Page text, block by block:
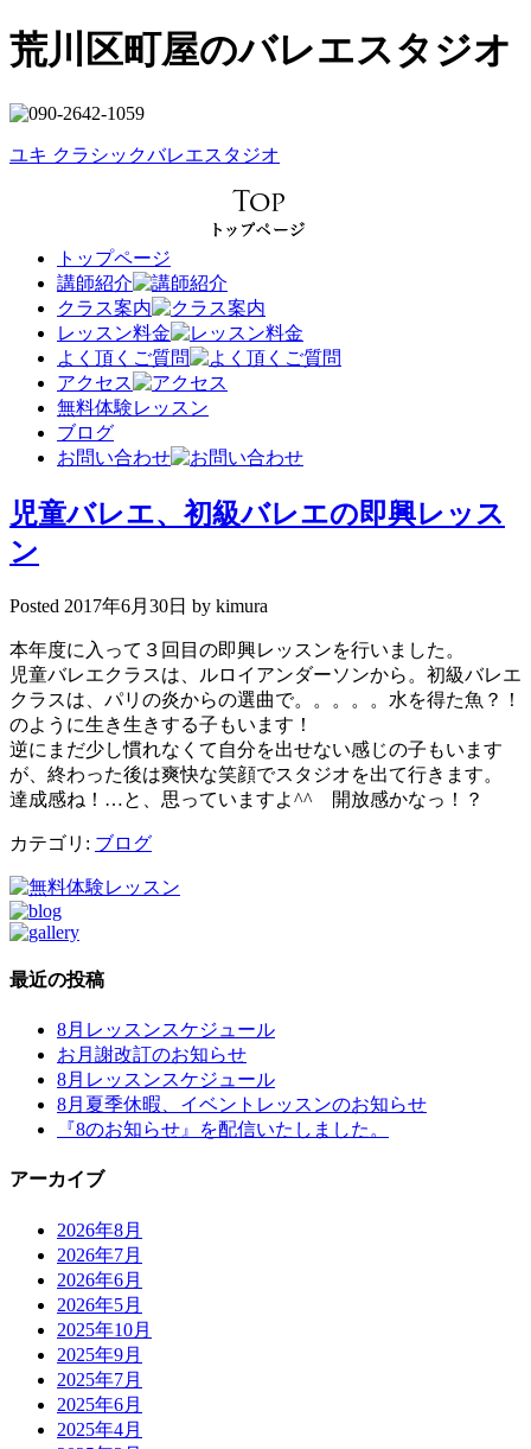
荒川区町屋のバレエスタジオ
ユキ クラシックバレエスタジオ
トップページ
講師紹介
クラス案内
レッスン料金
よく頂くご質問
アクセス
無料体験レッスン
ブログ
お問い合わせ
児童バレエ、初級バレエの即興レッス
ン
Posted 2017年6月30日 by kimura
本年度に入って３回目の即興レッスンを行いました。
児童バレエクラスは、ルロイアンダーソンから。初級バレエ
クラスは、パリの炎からの選曲で。。。。。水を得た魚？！
のように生き生きする子もいます！
逆にまだ少し慣れなくて自分を出せない感じの子もいます
が、終わった後は爽快な笑顔でスタジオを出て行きます。
達成感ね！…と、思っていますよ^^ 開放感かなっ！？
カテゴリ: ブログ
最近の投稿
8月レッスンスケジュール
お月謝改訂のお知らせ
8月レッスンスケジュール
8月夏季休暇、イベントレッスンのお知らせ
『8のお知らせ』を配信いたしました。
アーカイブ
2026年8月
2026年7月
2026年6月
2026年5月
2025年10月
2025年9月
2025年7月
2025年6月
2025年4月